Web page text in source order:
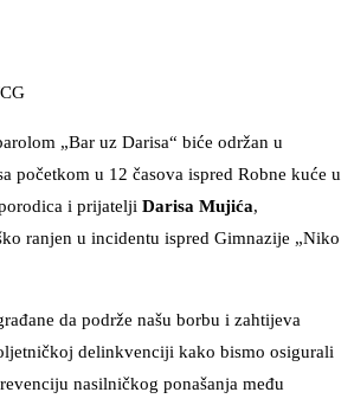
„Bar uz Darisa“ biće održan u
početkom u 12 časova ispred Robne kuće u
i prijatelji Darisa Mujića,
ranjen u incidentu ispred Gimnazije „Niko
da podrže našu borbu i zahtijeva
delinkvenciji kako bismo osigurali
nasilničkog ponašanja među